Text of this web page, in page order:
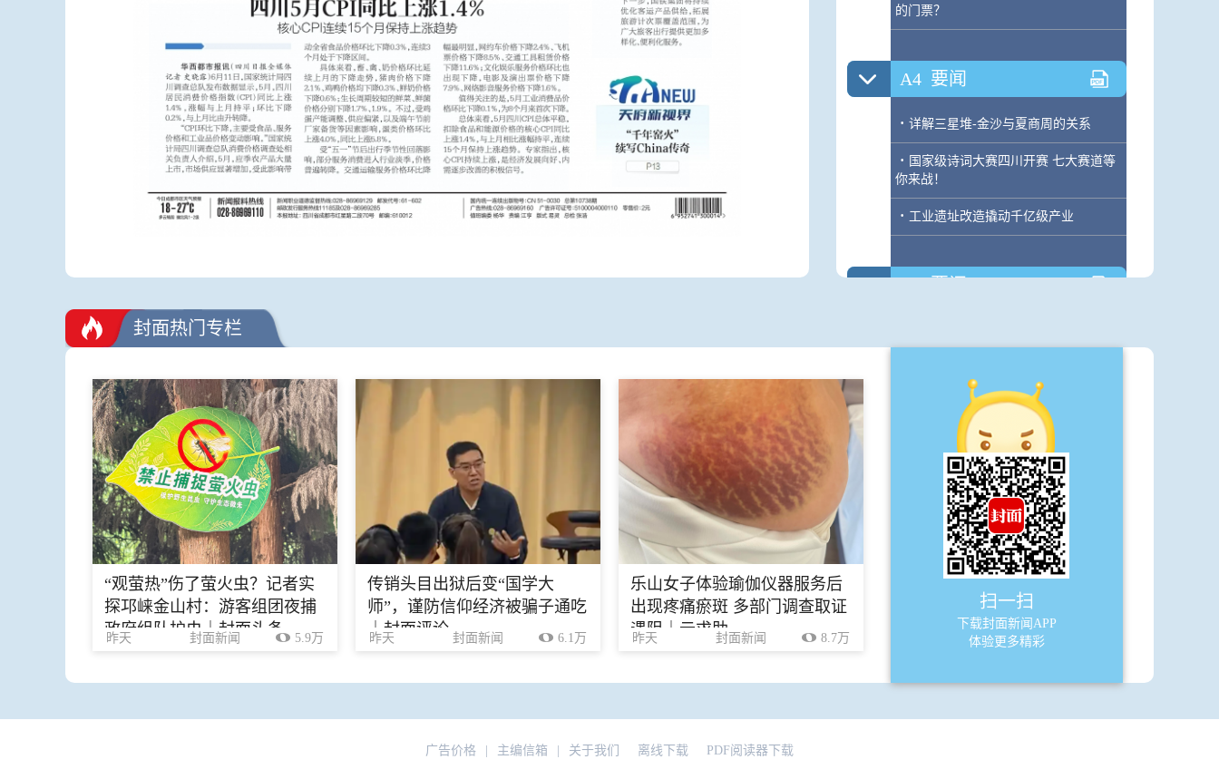
的门票？
A4 要闻
· 详解三星堆-金沙与夏商周的关系
· 国家级诗词大赛四川开赛 七大赛道等
你来战！
· 工业遗址改造撬动千亿级产业
牛背山是当之无愧的核心观景台
也许会将牛背山写进科幻小说
四川
5名“罗汉娃”重返罗汉寺：我们只是一
群幸运的普通人
给老人建食堂的周建康 获阿里公益万
封面热门专栏
“观萤热”伤了萤火虫？记者实
探邛崃金山村：游客组团夜捕
政府组队护虫｜封面头条
昨天 封面新闻 5.9万
传销头目出狱后变“国学大
师”，谨防信仰经济被骗子通吃
｜封面评论
昨天 封面新闻 6.1万
乐山女子体验瑜伽仪器服务后
出现疼痛瘀斑 多部门调查取证
遇阻｜云求助
昨天 封面新闻 8.7万
扫一扫
下载封面新闻APP
体验更多精彩
广告价格 主编信箱 关于我们 离线下载 PDF阅读器下载